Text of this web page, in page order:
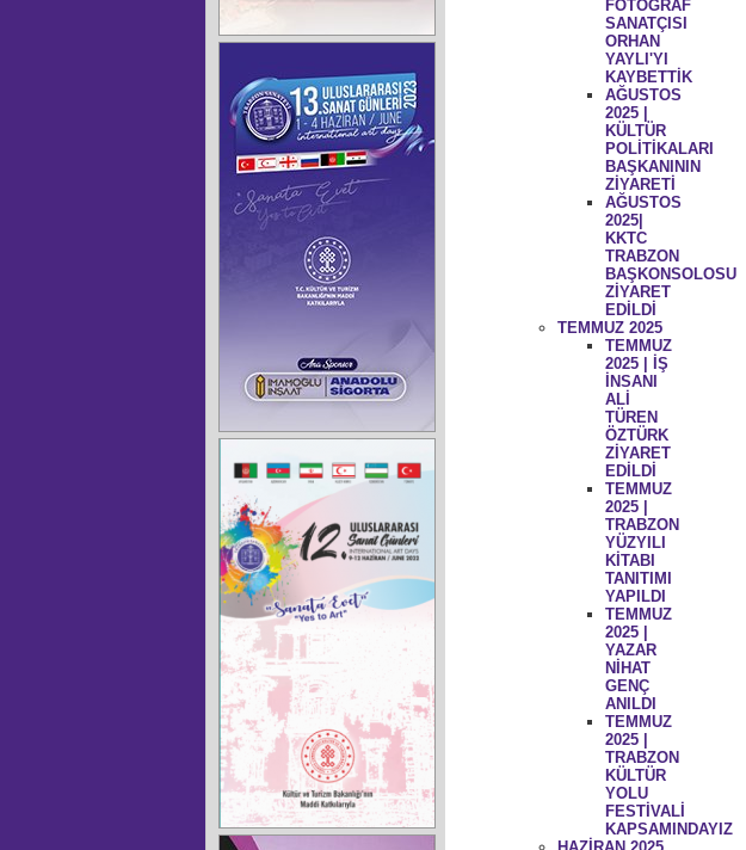
FOTOĞRAF
SANATÇISI
ORHAN
YAYLI'YI
KAYBETTİK
AĞUSTOS
2025 |
KÜLTÜR
POLİTİKALARI
BAŞKANININ
ZİYARETİ
AĞUSTOS
2025|
KKTC
TRABZON
BAŞKONSOLOSU
ZİYARET
EDİLDİ
TEMMUZ 2025
TEMMUZ
2025 | İŞ
İNSANI
ALİ
TÜREN
ÖZTÜRK
ZİYARET
EDİLDİ
TEMMUZ
2025 |
TRABZON
YÜZYILI
KİTABI
TANITIMI
YAPILDI
TEMMUZ
2025 |
YAZAR
NİHAT
GENÇ
ANILDI
TEMMUZ
2025 |
TRABZON
KÜLTÜR
YOLU
FESTİVALİ
KAPSAMINDAYIZ